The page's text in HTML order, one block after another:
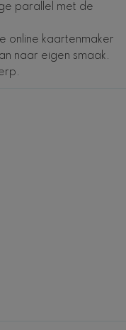
parallel met de
online kaartenmaker
naar eigen smaak.